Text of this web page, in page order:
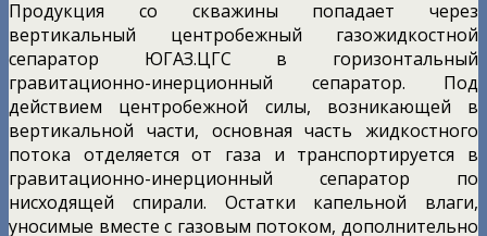
Продукция со скважины попадает через
вертикальный центробежный газожидкостной
сепаратор ЮГАЗ.ЦГС в горизонтальный
гравитационно-инерционный сепаратор. Под
действием центробежной силы, возникающей в
вертикальной части, основная часть жидкостного
потока отделяется от газа и транспортируется в
гравитационно-инерционный сепаратор по
нисходящей спирали. Остатки капельной влаги,
уносимые вместе с газовым потоком, дополнительно